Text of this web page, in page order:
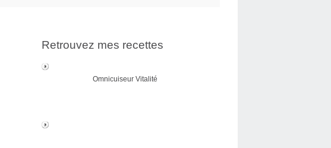
Retrouvez mes recettes
Omnicuiseur Vitalité